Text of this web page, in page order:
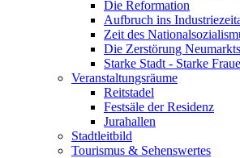
Die Reformation
Aufbruch ins
Zeit des
Die Zerstörung
Starke Stadt - Starke
Veranstaltungsräume
Reitstadel
Festsäle der Residenz
Jurahallen
Stadtleitbild
Tourismus & Sehenswertes